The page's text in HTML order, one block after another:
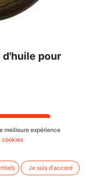
d'huile pour
d'origine : 81717845,
Holland Fordson : Dexta,
meilleure expérience
cookies
Je suis d'accord